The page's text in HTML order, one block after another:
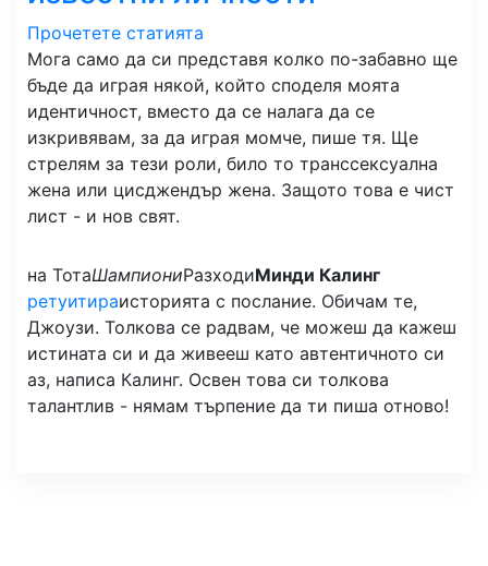
Прочетете статията
Мога само да си представя колко по-забавно ще
бъде да играя някой, който споделя моята
идентичност, вместо да се налага да се
изкривявам, за да играя момче, пише тя. Ще
стрелям за тези роли, било то транссексуална
жена или цисджендър жена. Защото това е чист
лист - и нов свят.
на ТотаШампиониРазходиМинди Калинг
ретуитираисторията с послание. Обичам те,
Джоузи. Толкова се радвам, че можеш да кажеш
истината си и да живееш като автентичното си
аз, написа Калинг. Освен това си толкова
талантлив - нямам търпение да ти пиша отново!